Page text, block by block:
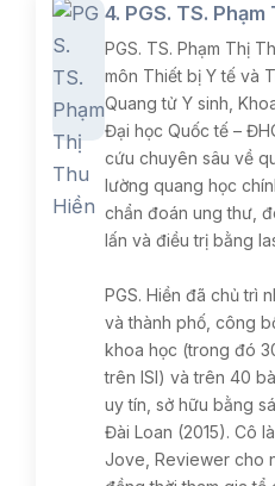
4. PGS. TS.
PGS. TS. Phạm Thị
môn Thiết bị Y tế và
Quang tử Y sinh,
Đại học Quốc tế –
cứu chuyên sâu về
lường quang học
chẩn đoán ung thư,
lấn và điều trị bằng
PGS. Hiền đã chủ trì
và thành phố, công
khoa học (trong đó
trên ISI) và trên 40
uy tín, sở hữu bằng
Đài Loan (2015). Cô
Jove, Reviewer cho